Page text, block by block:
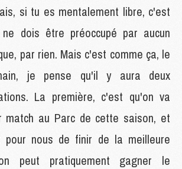
si tu es mentalement libre, c'est
dois être préoccupé par aucun
par rien. Mais c'est comme ça, le
je pense qu'il y aura deux
La première, c'est qu'on va
match au Parc de cette saison, et
pour nous de finir de la meilleure
peut pratiquement gagner le